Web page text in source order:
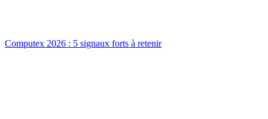
Computex 2026 : 5 signaux forts à retenir